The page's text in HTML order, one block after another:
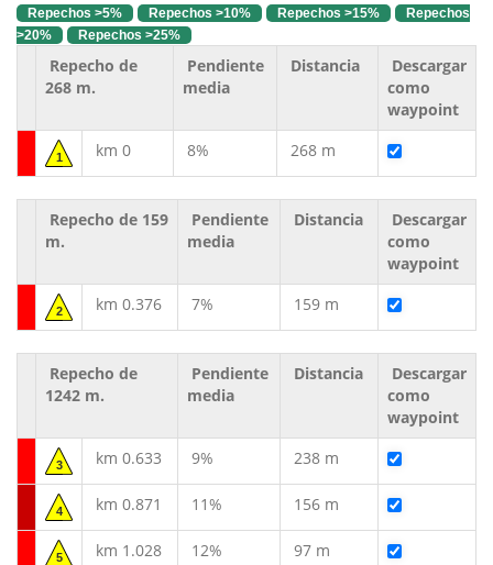
Repechos >5% Repechos >10% Repechos >15%
Repechos
>20%
Repechos >25%
Repecho de
268 m.
Pendiente
media
Distancia
Descargar
como
waypoint
1 km 0 8% 268 m
Repecho de 159
m.
Pendiente
media
Distancia
Descargar
como
waypoint
2 km 0.376 7% 159 m
Repecho de
1242 m.
Pendiente
media
Distancia
Descargar
como
waypoint
3 km 0.633 9% 238 m
4 km 0.871 11% 156 m
5 km 1.028 12% 97 m